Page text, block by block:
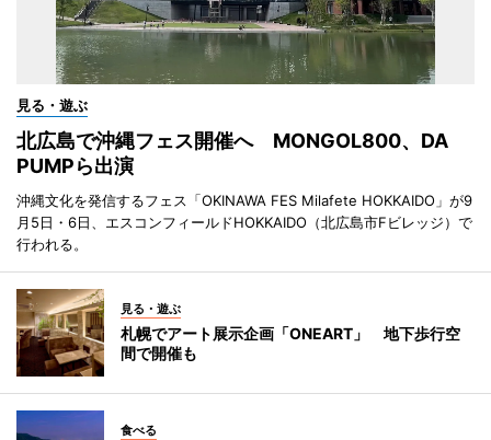
見る・遊ぶ
北広島で沖縄フェス開催へ MONGOL800、DA
PUMPら出演
沖縄文化を発信するフェス「OKINAWA FES Milafete HOKKAIDO」が9
月5日・6日、エスコンフィールドHOKKAIDO（北広島市Fビレッジ）で
行われる。
見る・遊ぶ
札幌でアート展示企画「ONEART」 地下歩行空
間で開催も
食べる